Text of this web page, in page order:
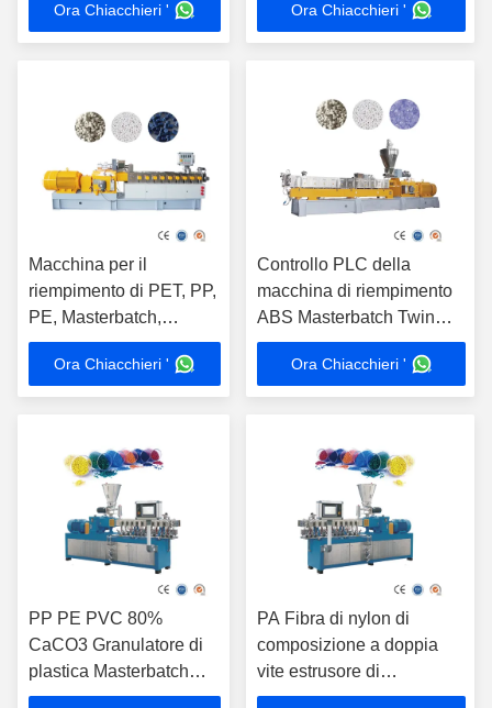
linea di produzione
personalizzata
Ora Chiacchieri ' Ora Chiacchieri '
Macchina per il
riempimento di PET, PP,
PE, Masterbatch,
Macchina per la
produzione di pellet di
plastica 150kg/h
Ora Chiacchieri '
Controllo PLC della
macchina di riempimento
ABS Masterbatch Twin
Screw Extruder Granulator
Ora Chiacchieri '
PP PE PVC 80%
CaCO3 Granulatore di
plastica Masterbatch
Extruder Twin Screw
PA Fibra di nylon di
composizione a doppia
vite estrusore di
pelletizzazione macchina